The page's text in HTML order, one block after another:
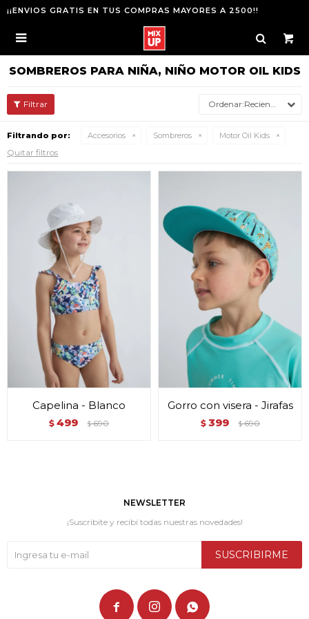
¡¡ENVIOS GRATIS EN TUS COMPRAS MAYORES A 2500!!

SOMBREROS PARA NIÑA, NIÑO MOTOR OIL KIDS
Recientes
Filtrando por: Accesorios Sombreros Motor Oil Kids
Quitar filtros
Capelina - Blanco
$ 499 $ 690
Gorro con visera - Jirafas
$ 399 $ 690
NEWSLETTER
¡Suscribite y recibí todas nuestras novedades!
SUSCRIBIRME
  